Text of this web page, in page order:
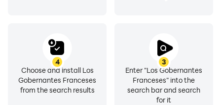
3
Enter "Los Gobernantes
Franceses" into the
search bar and search
for it
4
Choose and install Los
Gobernantes Franceses
from the search results